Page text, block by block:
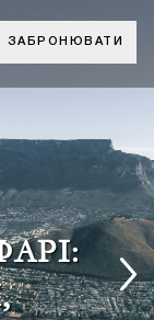
ЗАБРОНЮВАТИ